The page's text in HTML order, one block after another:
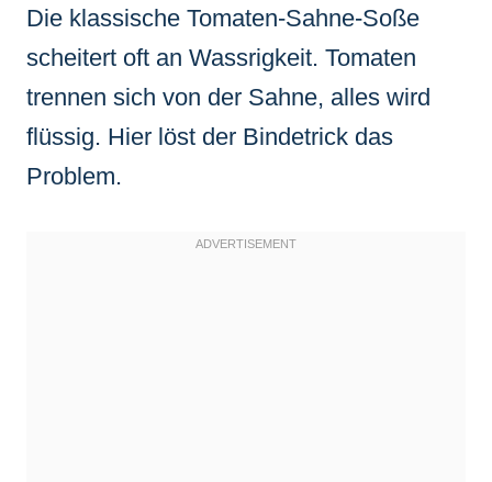
Die klassische Tomaten-Sahne-Soße
scheitert oft an Wassrigkeit. Tomaten
trennen sich von der Sahne, alles wird
flüssig. Hier löst der Bindetrick das
Problem.